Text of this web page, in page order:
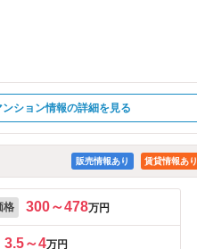
ンション情報の詳細を見る
販売情報あり 賃貸情報あり
格 300～478万円
3.5～4万円